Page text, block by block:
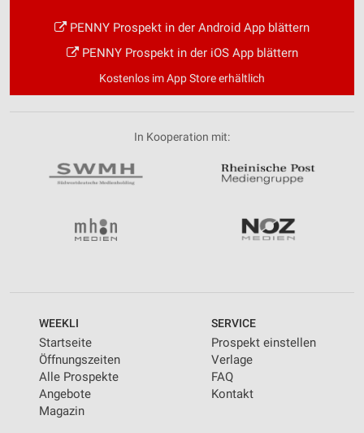
PENNY Prospekt in der Android App blättern
PENNY Prospekt in der iOS App blättern
Kostenlos im App Store erhältlich
In Kooperation mit:
WEEKLI
Startseite
Öffnungszeiten
Alle Prospekte
Angebote
Magazin
SERVICE
Prospekt einstellen
Verlage
FAQ
Kontakt